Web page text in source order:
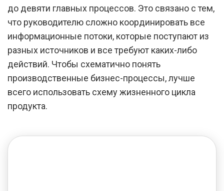
до девяти главных процессов. Это связано с тем,
что руководителю сложно координировать все
информационные потоки, которые поступают из
разных источников и все требуют каких-либо
действий. Чтобы схематично понять
производственные бизнес-процессы, лучше
всего использовать схему жизненного цикла
продукта.